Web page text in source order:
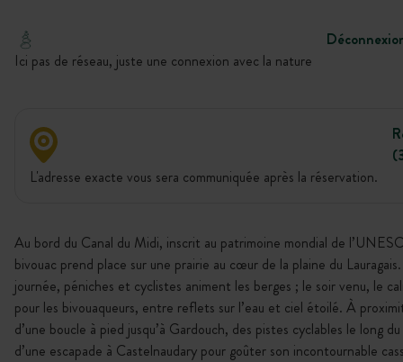
Ici pas de réseau, juste une connexion avec la nature
L'adresse exacte vous sera communiquée après la réservation.
Au bord du Canal du Midi, inscrit au patrimoine mondial de
bivouac prend place sur une prairie au cœur de la plaine du
journée, péniches et cyclistes animent les berges ; le soir venu, le
pour les bivouaqueurs, entre reflets sur l’eau et ciel étoilé. À
d’une boucle à pied jusqu’à Gardouch, des pistes cyclables le long
d’une escapade à Castelnaudary pour goûter son incontournable